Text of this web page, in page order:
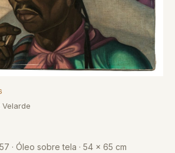
· Óleo sobre tela · 54 x 65 cm